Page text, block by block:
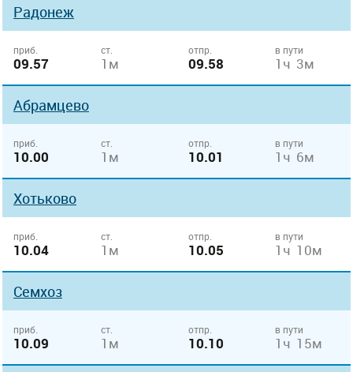
Радонеж
приб.
09.57
ст.
1м
отпр.
09.58
в пути
1ч 3м
Абрамцево
приб.
10.00
ст.
1м
отпр.
10.01
в пути
1ч 6м
Хотьково
приб.
10.04
ст.
1м
отпр.
10.05
в пути
1ч 10м
Семхоз
приб.
10.09
ст.
1м
отпр.
10.10
в пути
1ч 15м